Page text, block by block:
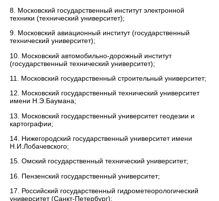
8. Московский государственный институт электронной
техники (технический университет);
9. Московский авиационный институт (государственный
технический университет);
10. Московский автомобильно-дорожный институт
(государственный технический университет);
11. Московский государственный строительный университет;
12. Московский государственный технический университет
имени Н.Э.Баумана;
13. Московский государственный университет геодезии и
картографии;
14. Нижегородский государственный университет имени
Н.И.Лобачевского;
15. Омский государственный технический университет;
16. Пензенский государственный университет;
17. Российский государственный гидрометеорологический
университет (Санкт-Петербург);